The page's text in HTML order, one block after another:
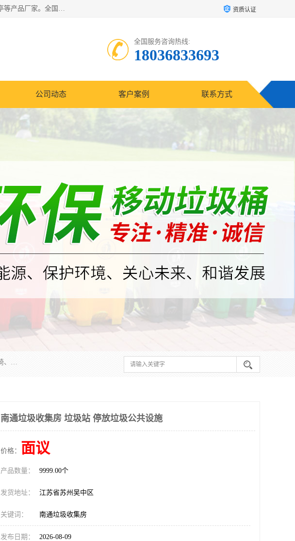
苏州多麦公共设施有限公司是一家苏州垃圾桶厂家，主营：塑料垃圾桶、分类果皮箱、户外园林椅、保安岗亭等产品厂家。全国统一热线电话：17105580222。公司组建完善的团队。设计人员，能根据客户要求，提供适合的设计方案，来满足客户的需求。 资质认证
全国服务咨询热线:
18036833693
公司动态 客户案例 联系方式
苏州多麦公共设施有限公司是一家苏州垃圾桶厂家，主营：塑料垃圾桶、分类果皮箱、户外园林椅、保安岗亭等产品厂家。全国统一热线电话：17105580222。公司组建完善的团队。设计人员，能根据客户要求，提供适合的设计方案，来满足客户的需求。
南通垃圾收集房 垃圾站 停放垃圾公共设施
价格： 面议
产品数量： 9999.00个
发货地址： 江苏省苏州吴中区
关键词： 南通垃圾收集房
发布日期： 2026-08-09